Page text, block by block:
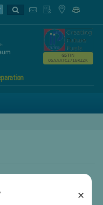
×
GSTIN
05AAATC2716R2ZK